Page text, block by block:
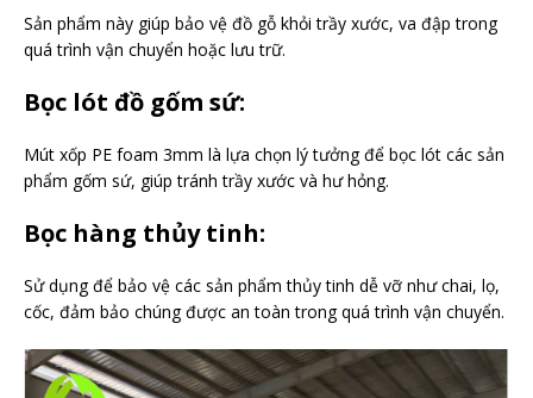
Sản phẩm này giúp bảo vệ đồ gỗ khỏi trầy xước, va đập trong
quá trình vận chuyển hoặc lưu trữ.
Bọc lót đồ gốm sứ:
Mút xốp PE foam 3mm là lựa chọn lý tưởng để bọc lót các sản
phẩm gốm sứ, giúp tránh trầy xước và hư hỏng.
Bọc hàng thủy tinh:
Sử dụng để bảo vệ các sản phẩm thủy tinh dễ vỡ như chai, lọ,
cốc, đảm bảo chúng được an toàn trong quá trình vận chuyển.